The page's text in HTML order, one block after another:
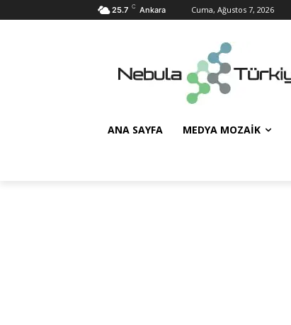
25.7 C Ankara Cuma, Ağustos 7, 2026
ANA SAYFA MEDYA MOZAIK